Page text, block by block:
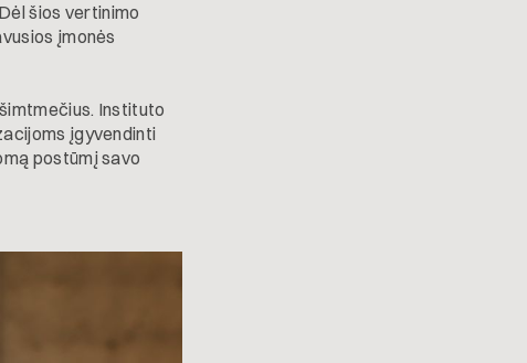
šios vertinimo
įmonės
Instituto
įgyvendinti
postūmį savo